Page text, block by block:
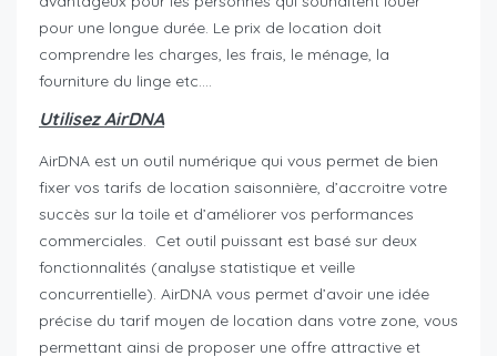
pour une longue durée. Le prix de location doit
comprendre les charges, les frais, le ménage, la
fourniture du linge etc….
Utilisez AirDNA
AirDNA est un outil numérique qui vous permet de bien
fixer vos tarifs de location saisonnière, d’accroitre votre
succès sur la toile et d’améliorer vos performances
commerciales. Cet outil puissant est basé sur deux
fonctionnalités (analyse statistique et veille
concurrentielle). AirDNA vous permet d’avoir une idée
précise du tarif moyen de location dans votre zone, vous
permettant ainsi de proposer une offre attractive et